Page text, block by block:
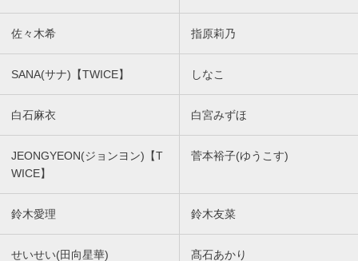
佐々木希 指原莉乃
SANA(サナ)【TWICE】 しなこ
白石麻衣 白宮みずほ
JEONGYEON(ジョンヨン)【T
WICE】
菅本裕子(ゆうこす)
鈴木愛理 鈴木友菜
せいせい(田向星華) 髙石あかり